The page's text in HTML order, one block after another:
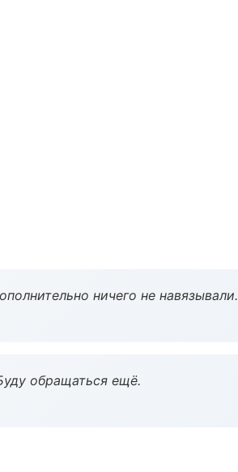
ничего не навязывали.
обращаться ещё.